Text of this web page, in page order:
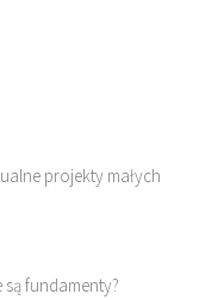
projekty małych
fundamenty?